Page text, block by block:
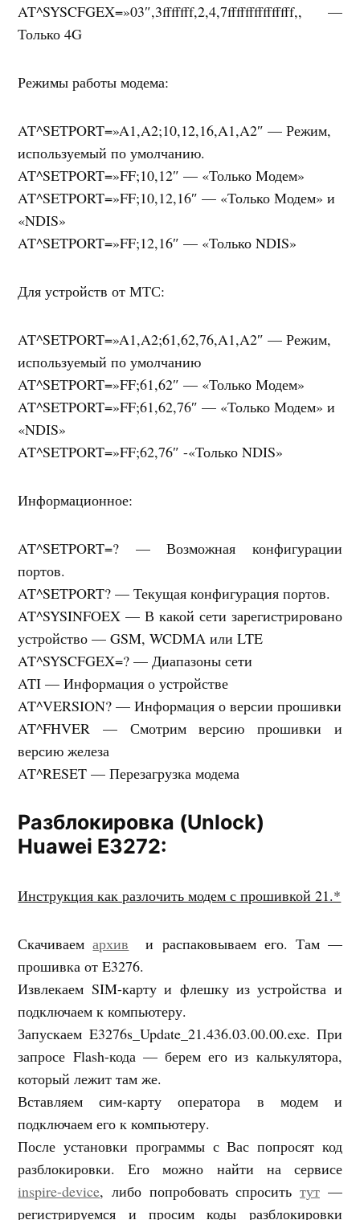
AT^SYSCFGEX=»03″,3fffffff,2,4,7fffffffffffffff,, —
Только 4G
Режимы работы модема:
AT^SETPORT=»A1,A2;10,12,16,A1,A2″ — Режим,
используемый по умолчанию.
AT^SETPORT=»FF;10,12″ — «Только Модем»
AT^SETPORT=»FF;10,12,16″ — «Только Модем» и
«NDIS»
AT^SETPORT=»FF;12,16″ — «Только NDIS»
Для устройств от МТС:
AT^SETPORT=»A1,A2;61,62,76,A1,A2″ — Режим,
используемый по умолчанию
AT^SETPORT=»FF;61,62″ — «Только Модем»
AT^SETPORT=»FF;61,62,76″ — «Только Модем» и
«NDIS»
AT^SETPORT=»FF;62,76″ -«Только NDIS»
Информационное:
AT^SETPORT=? — Возможная конфигурации
портов.
AT^SETPORT? — Текущая конфигурация портов.
AT^SYSINFOEX — В какой сети зарегистрировано
устройство — GSM, WCDMA или LTE
AT^SYSCFGEX=? — Диапазоны сети
ATI — Информация о устройстве
AT^VERSION? — Информация о версии прошивки
AT^FHVER — Смотрим версию прошивки и
версию железа
AT^RESET — Перезагрузка модема
Разблокировка (Unlock)
Huawei E3272:
Инструкция как разлочить модем с прошивкой 21.*
Скачиваемархив и распаковываем его. Там —
прошивка от E3276.
Извлекаем SIM-карту и флешку из устройства и
подключаем к компьютеру.
Запускаем E3276s_Update_21.436.03.00.00.exe. При
запросе Flash-кода — берем его из калькулятора,
который лежит там же.
Вставляем сим-карту оператора в модем и
подключаем его к компьютеру.
После установки программы с Вас попросят код
разблокировки. Его можно найти на сервисе
inspire-device, либо попробовать спросить тут—
регистрируемся и просим коды разблокировки